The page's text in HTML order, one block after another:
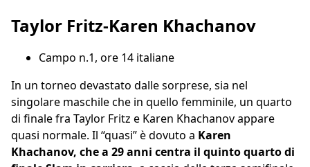
Taylor Fritz-Karen Khachanov
Campo n.1, ore 14 italiane
In un torneo devastato dalle sorprese, sia nel
singolare maschile che in quello femminile, un quarto
di finale fra Taylor Fritz e Karen Khachanov appare
quasi normale. Il “quasi” è dovuto a Karen
Khachanov, che a 29 anni centra il quinto quarto di